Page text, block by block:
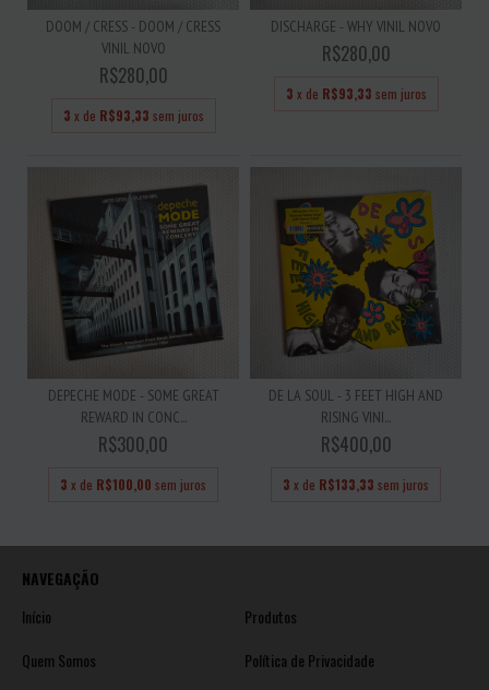
DOOM / CRESS - DOOM / CRESS
VINIL NOVO
R$280,00
3 x de R$93,33 sem juros
DISCHARGE - WHY VINIL NOVO
R$280,00
3 x de R$93,33 sem juros
DEPECHE MODE - SOME GREAT
REWARD IN CONC...
R$300,00
3 x de R$100,00 sem juros
DE LA SOUL - 3 FEET HIGH AND
RISING VINI...
R$400,00
3 x de R$133,33 sem juros
NAVEGAÇÃO
Início
Produtos
Quem Somos
Política de Privacidade